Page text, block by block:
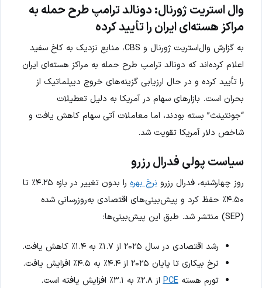
وال استریت ژورنال: دونالد ترامپ طرح حمله به
مراکز هسته‌ای ایران را تأیید کرده
به گزارش وال‌استریت ژورنال و CBS، منابع نزدیک به کاخ سفید
اعلام کرده‌اند که دونالد ترامپ طرح حمله به مراکز هسته‌ای ایران
را تأیید کرده و در حال ارزیابی گزینه‌های خروج دیپلماتیک از
بحران است. بازارهای سهام در آمریکا به دلیل تعطیلات
“جونتینث” بسته بودند، اما معاملات آتی سهام کاهش یافت و
شاخص دلار آمریکا تقویت شد.
سیاست پولی فدرال رزرو
روز چهارشنبه، فدرال رزرو نرخ بهره
را بدون تغییر در بازه ۴.۲۵٪ تا
۴.۵۰٪ حفظ کرد و پیش‌بینی‌های اقتصادی به‌روزرسانی شده
(SEP) منتشر شد. طبق این پیش‌بینی‌ها:
رشد اقتصادی در سال ۲۰۲۵ از ۱.۷٪ به ۱.۴٪ کاهش یافت.
نرخ بیکاری تا پایان ۲۰۲۵ از ۴.۴٪ به ۴.۵٪ افزایش یافت.
تورم هستهPCEاز ۲.۸٪ به ۳.۱٪ افزایش یافته است.